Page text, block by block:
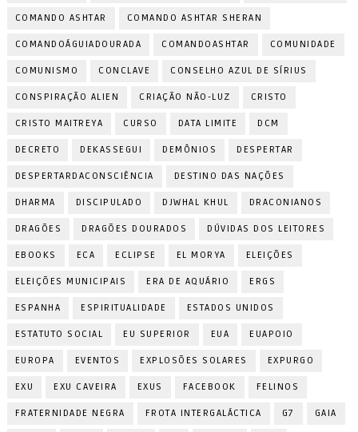
COMANDO ASHTAR COMANDO ASHTAR SHERAN
COMANDOÁGUIADOURADA COMANDOASHTAR COMUNIDADE
COMUNISMO CONCLAVE CONSELHO AZUL DE SÍRIUS
CONSPIRAÇÃO ALIEN CRIAÇÃO NÃO-LUZ CRISTO
CRISTO MAITREYA CURSO DATA LIMITE DCM
DECRETO DEKASSEGUI DEMÔNIOS DESPERTAR
DESPERTARDACONSCIÊNCIA DESTINO DAS NAÇÕES
DHARMA DISCIPULADO DJWHAL KHUL DRACONIANOS
DRAGÕES DRAGÕES DOURADOS DÚVIDAS DOS LEITORES
EBOOKS ECA ECLIPSE EL MORYA ELEIÇÕES
ELEIÇÕES MUNICIPAIS ERA DE AQUÁRIO ERGS
ESPANHA ESPIRITUALIDADE ESTADOS UNIDOS
ESTATUTO SOCIAL EU SUPERIOR EUA EUAPOIO
EUROPA EVENTOS EXPLOSÕES SOLARES EXPURGO
EXU EXU CAVEIRA EXUS FACEBOOK FELINOS
FRATERNIDADE NEGRA FROTA INTERGALÁCTICA G7 GAIA